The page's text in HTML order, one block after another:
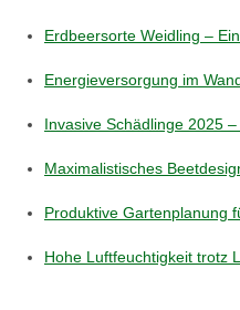
Erdbeersorte Weidling –
Energieversorgung im
Invasive Schädlinge 2025
Maximalistisches
Produktive Gartenplanung
Hohe Luftfeuchtigkeit trotz